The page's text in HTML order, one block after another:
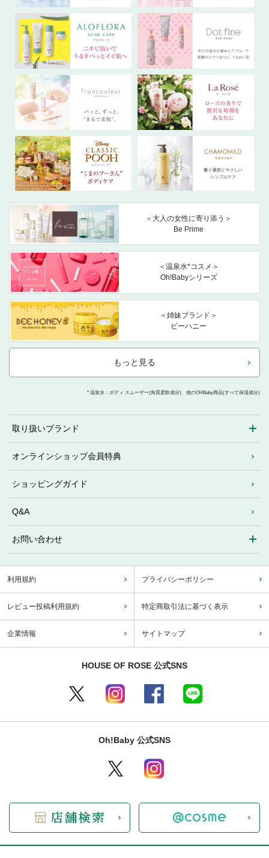
＜大人の女性に寄り添う＞
Be Prime
＜温泉水*コスメ＞
Oh!Babyシリーズ
＜姉妹ブランド＞
ビーハニー
もっと見る
* 温泉水：ボディ スムーザー(角質柔軟成分)、他のOh!Baby商品(すべて保湿成分)
取り扱いブランド
オンラインショップ会員特典
ショッピングガイド
Q&A
お問い合わせ
利用規約 プライバシーポリシー
レビュー投稿利用規約 特定商取引法に基づく表示
企業情報 サイトマップ
HOUSE OF ROSE 公式SNS
Oh!Baby 公式SNS